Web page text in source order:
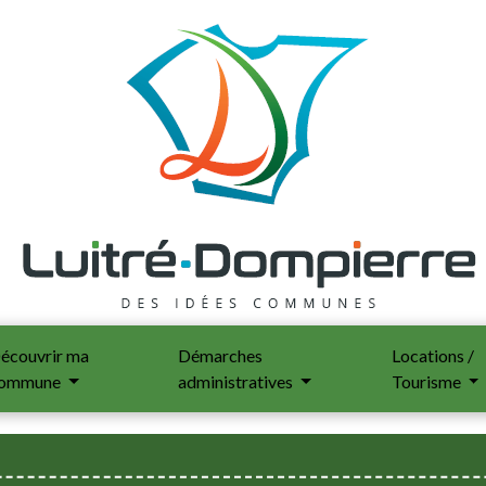
ma
Démarches
administratives
Locations /
Tourisme